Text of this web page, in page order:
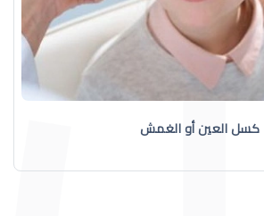
كسل العين أو الغمش